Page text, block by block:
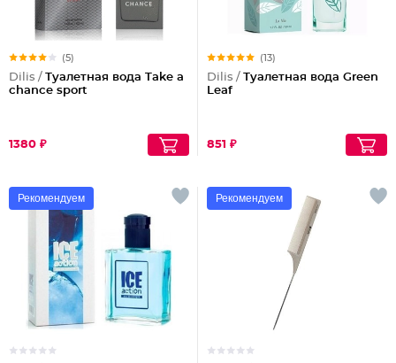
(5)
Dilis / Туалетная вода Take a
chance sport
1380 ₽
(13)
Dilis / Туалетная вода Green
Leaf
851 ₽
Рекомендуем Рекомендуем